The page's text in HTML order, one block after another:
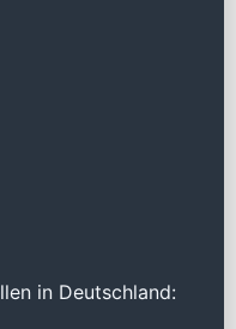
in Deutschland: